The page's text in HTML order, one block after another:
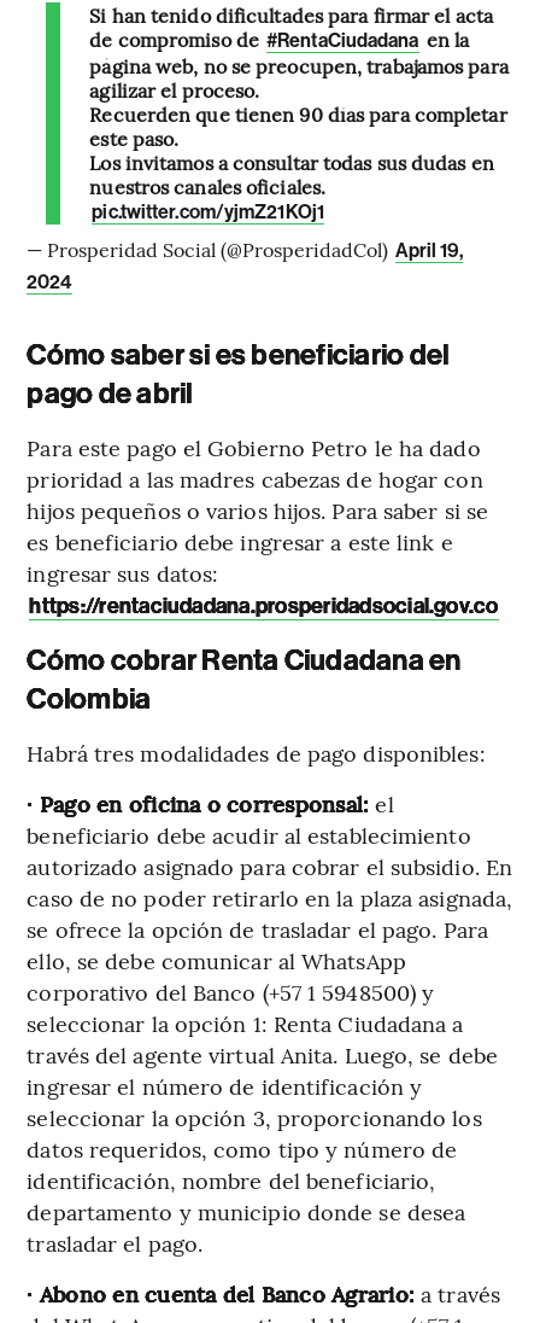
Si han tenido dificultades para firmar el acta
de compromiso de #RentaCiudadana en la
página web, no se preocupen, trabajamos para
agilizar el proceso.
Recuerden que tienen 90 días para completar
este paso.
Los invitamos a consultar todas sus dudas en
nuestros canales oficiales.
pic.twitter.com/yjmZ21KOj1
— Prosperidad Social (@ProsperidadCol) April 19,
2024
Cómo saber si es beneficiario del
pago de abril
Para este pago el Gobierno Petro le ha dado
prioridad a las madres cabezas de hogar con
hijos pequeños o varios hijos. Para saber si se
es beneficiario debe ingresar a este link e
ingresar sus datos:
https://rentaciudadana.prosperidadsocial.gov.co
Cómo cobrar Renta Ciudadana en
Colombia
Habrá tres modalidades de pago disponibles:
· Pago en oficina o corresponsal: el
beneficiario debe acudir al establecimiento
autorizado asignado para cobrar el subsidio. En
caso de no poder retirarlo en la plaza asignada,
se ofrece la opción de trasladar el pago. Para
ello, se debe comunicar al WhatsApp
corporativo del Banco (+57 1 5948500) y
seleccionar la opción 1: Renta Ciudadana a
través del agente virtual Anita. Luego, se debe
ingresar el número de identificación y
seleccionar la opción 3, proporcionando los
datos requeridos, como tipo y número de
identificación, nombre del beneficiario,
departamento y municipio donde se desea
trasladar el pago.
· Abono en cuenta del Banco Agrario: a través